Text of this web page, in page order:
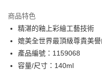
商品特色
精湛的釉上彩繪工藝技術
媲美全世界最頂級尊貴美
產品編號：1159068
容量/尺寸：140ml